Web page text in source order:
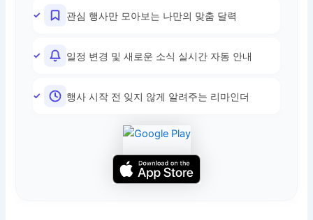
관심 행사만 모아보는 나만의 맞춤 달력
일정 변경 및 새로운 소식 실시간 자동 안내
행사 시작 전 잊지 않게 알려주는 리마인더